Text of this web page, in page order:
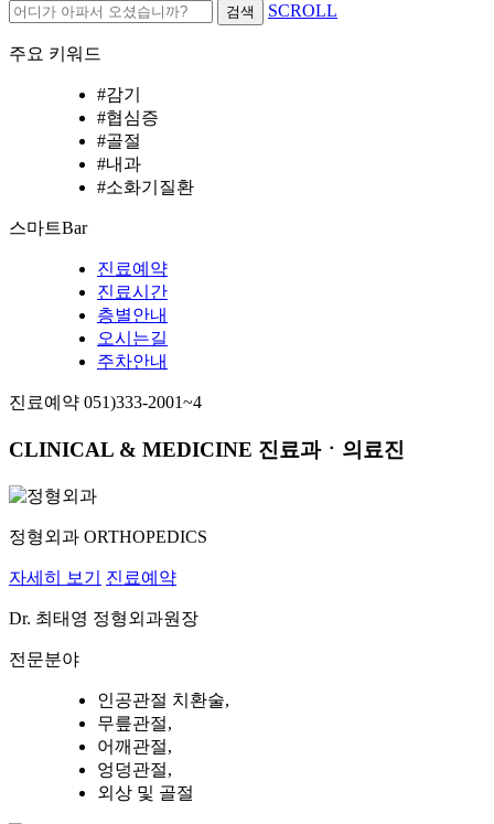
검색 SCROLL
주요 키워드
#감기
#협심증
#골절
#내과
#소화기질환
스마트Bar
진료예약
진료시간
층별안내
오시는길
주차안내
진료예약 051)333-2001~4
CLINICAL & MEDICINE 진료과ㆍ의료진
정형외과 ORTHOPEDICS
자세히 보기 진료예약
Dr. 최태영 정형외과원장
전문분야
인공관절 치환술,
무릎관절,
어깨관절,
엉덩관절,
외상 및 골절